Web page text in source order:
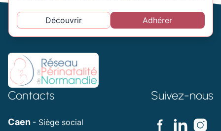
Découvrir Adhérer
Contacts
Caen - Siège social
Suivez-nous